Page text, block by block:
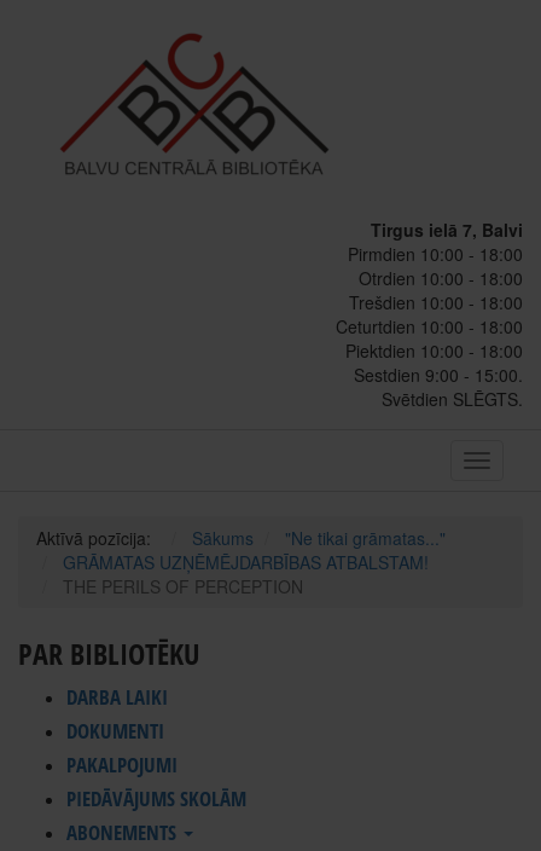
Tirgus ielā 7, Balvi
Pirmdien 10:00 - 18:00
Otrdien 10:00 - 18:00
Trešdien 10:00 - 18:00
Ceturtdien 10:00 - 18:00
Piektdien 10:00 - 18:00
Sestdien 9:00 - 15:00.
Svētdien SLĒGTS.
Toggle
Aktīvā pozīcija: Sākums
"Ne tikai grāmatas..."
GRĀMATAS UZŅĒMĒJDARBĪBAS ATBALSTAM!
THE PERILS OF PERCEPTION
PAR BIBLIOTĒKU
DARBA LAIKI
DOKUMENTI
PAKALPOJUMI
PIEDĀVĀJUMS SKOLĀM
ABONEMENTS